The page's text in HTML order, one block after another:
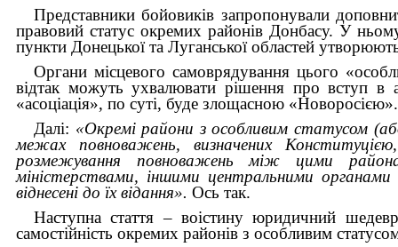
Представники бойовиків запропонували
правовий статус окремих районів Донбасу. У
пункти Донецької та Луганської областей
Органи місцевого самоврядування цього
відтак можуть ухвалювати рішення про вступ в
«асоціація», по суті, буде злощасною
Далі: «Окремі райони з особливим статусом
межах повноважень, визначених
розмежування повноважень між цими
міністерствами, іншими центральними
віднесені до їх відання». Ось так.
Наступна стаття – воістину юридичний
самостійність окремих районів з особливим